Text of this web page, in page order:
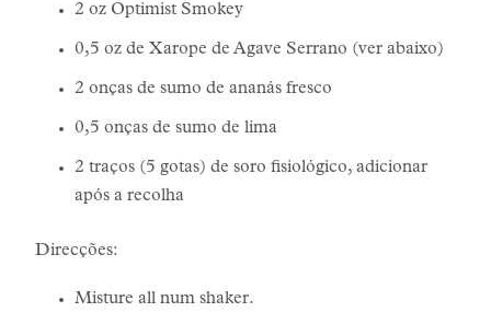
2 oz Optimist Smokey
0,5 oz de Xarope de Agave Serrano (ver abaixo)
2 onças de sumo de ananás fresco
0,5 onças de sumo de lima
2 traços (5 gotas) de soro fisiológico, adicionar
após a recolha
Direcções:
Misture all num shaker.